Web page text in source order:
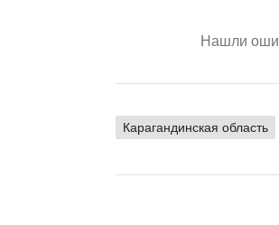
Нашли
Карагандинская область